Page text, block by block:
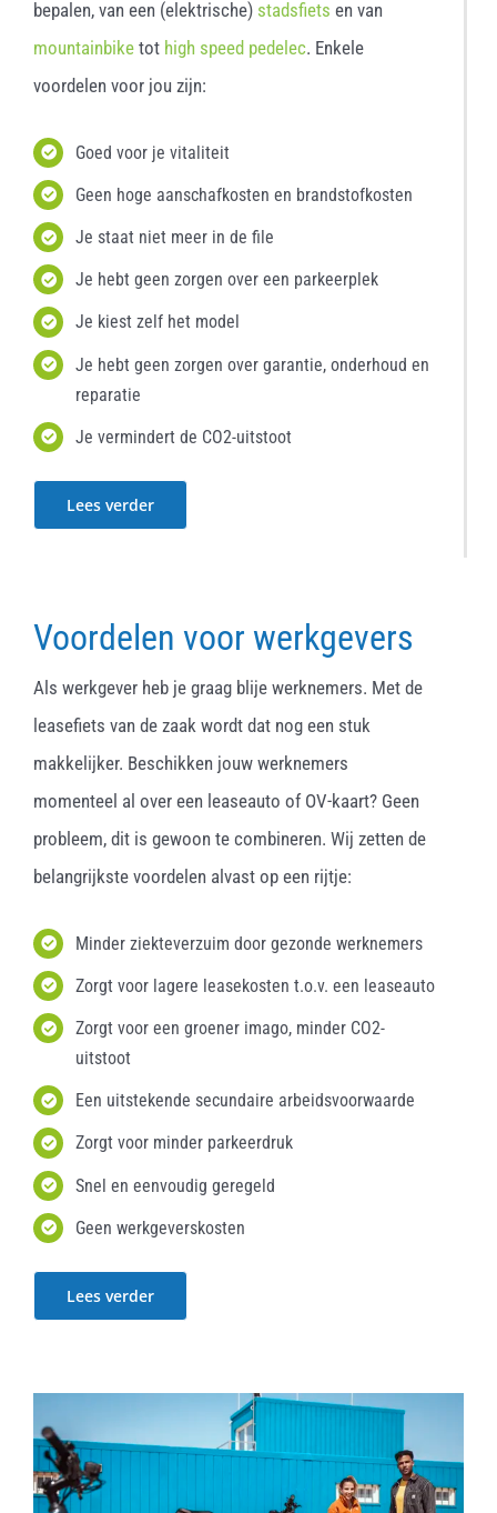
bepalen, van een (elektrische) stadsfiets en van
mountainbiketot high speed pedelec. Enkele
voordelen voor jou zijn:
Goed voor je vitaliteit
Geen hoge aanschafkosten en brandstofkosten
Je staat niet meer in de file
Je hebt geen zorgen over een parkeerplek
Je kiest zelf het model
Je hebt geen zorgen over garantie, onderhoud en
reparatie
Je vermindert de CO2-uitstoot
Lees verder
Voordelen voor werkgevers
Als werkgever heb je graag blije werknemers. Met de
leasefiets van de zaak wordt dat nog een stuk
makkelijker. Beschikken jouw werknemers
momenteel al over een leaseauto of OV-kaart? Geen
probleem, dit is gewoon te combineren. Wij zetten de
belangrijkste voordelen alvast op een rijtje:
Minder ziekteverzuim door gezonde werknemers
Zorgt voor lagere leasekosten t.o.v. een leaseauto
Zorgt voor een groener imago, minder CO2-
uitstoot
Een uitstekende secundaire arbeidsvoorwaarde
Zorgt voor minder parkeerdruk
Snel en eenvoudig geregeld
Geen werkgeverskosten
Lees verder